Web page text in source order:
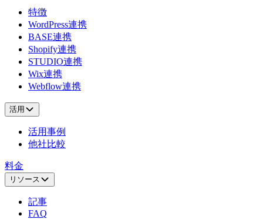
特徴
WordPress連携
BASE連携
Shopify連携
STUDIO連携
Wix連携
Webflow連携
活用
活用事例
他社比較
料金
リソース
記事
FAQ